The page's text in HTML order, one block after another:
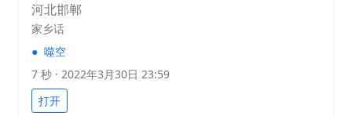
河北邯郸
家乡话
● 噬空
7 秒 · 2022年3月30日 23:59
打开